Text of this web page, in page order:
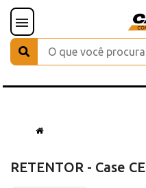
RETENTOR - Case CE